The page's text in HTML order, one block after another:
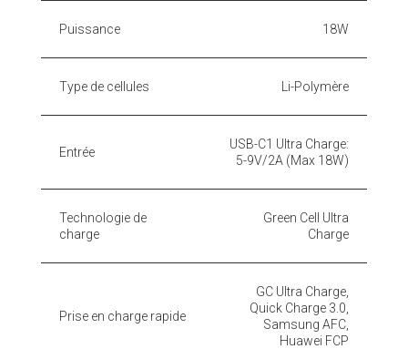
Puissance 18W
Type de cellules Li-Polymère
Entrée
USB-C1 Ultra Charge:
5-9V/2A (Max 18W)
Technologie de
charge
Green Cell Ultra
Charge
Prise en charge rapide
GC Ultra Charge,
Quick Charge 3.0,
Samsung AFC,
Huawei FCP